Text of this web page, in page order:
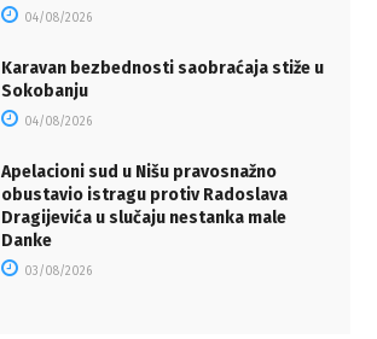
04/08/2026
Karavan bezbednosti saobraćaja stiže u
Sokobanju
04/08/2026
Apelacioni sud u Nišu pravosnažno
obustavio istragu protiv Radoslava
Dragijevića u slučaju nestanka male
Danke
03/08/2026